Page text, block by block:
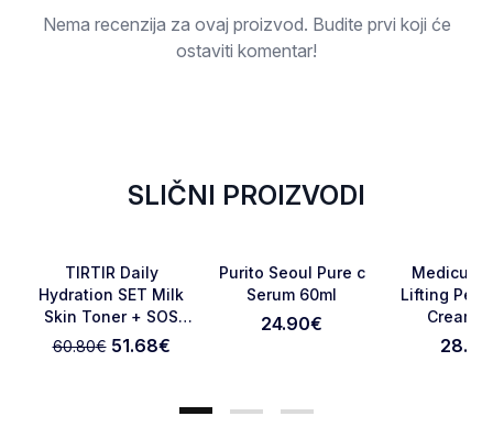
Pošaljite pregled
Nema recenzija za ovaj proizvod. Budite prvi koji će
ostaviti komentar!
SLIČNI PROIZVODI
Favorite
TIRTIR Daily
Hydration SET Milk
Skin Toner + SOS
Serum
60.80€ 51.68€
Favorite
Purito Seoul Pure c
Serum 60ml
24.90€
Medicube
Lifting
Cream
28.90